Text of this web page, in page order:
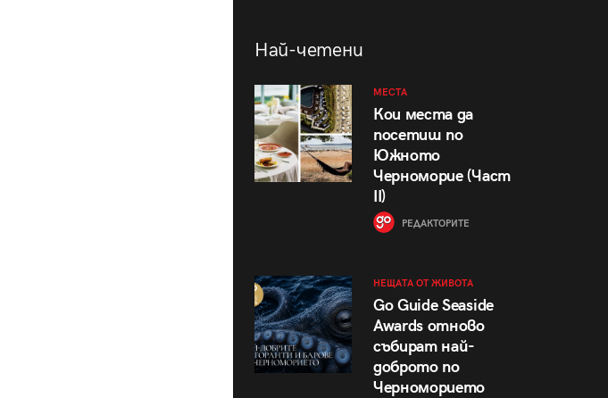
Най-четени
МЕСТА
Кои места да
посетиш по
Южното
Черноморие (Част
II)
РЕДАКТОРИТЕ
НЕЩАТА ОТ ЖИВОТА
Go Guide Seaside
Awards отново
събират най-
доброто по
Черноморието